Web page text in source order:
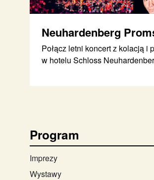
Neuhardenberg
Połącz letni koncert z kolacją i
w hotelu Schloss
Program
Imprezy
Wystawy